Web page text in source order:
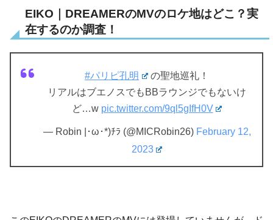
EIKO｜DREAMERのMVのロケ地はどこ？実
在するのか調査！
#パリピ孔明
の聖地巡礼！
リアルはブエノスでもBBラウンジでもないけ
ど…w pic.twitter.com/9ql5gIfH0V
— Robin |･ω･*)ﾁﾗ (@MICRobin26) February 12,
2023